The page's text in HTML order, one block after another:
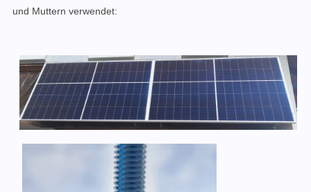
und Muttern verwendet: